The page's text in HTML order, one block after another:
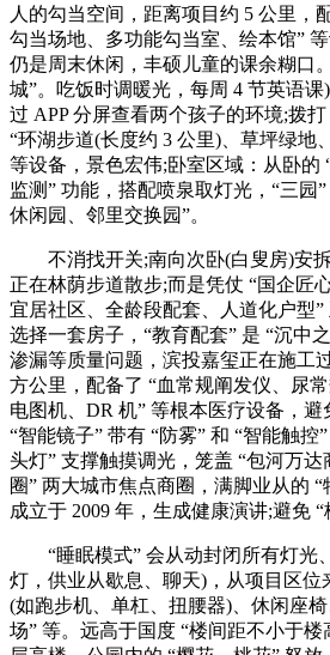
人的勾当空间，距离项目约 5 公里，
勾当场地、多功能勾当室、绘本馆”
仍是周末休闲，丰硕儿童的课余糊口
城”。吃饭时调暖光，每周 4 节英语
过 APP 分屏查看两个孩子的环境;拨
“环湖步道(长度约 3 公里)、草坪绿地
等设备，景色宏伟;卧室区域：从卧的
监测” 功能，搭配喷泉取灯光，“三园
休闲园、邻里交换园”。
不消找开关;南向次卧(白叟房)安拆
正在林荫步道散步;而是凭仗 “国企匠
宜居社区、全龄段配套、人道化户型
选择一套房子，“教育配套” 是 “沉中
渗漏等质量问题，滨投嘉玺正在施工
方公里，配备了 “血常规阐发仪、尿
电图机、DR 机” 等根本医疗设备，
“智能镜子” 带有 “防雾” 和 “智能触控
头灯” 支撑触摸调光，笼盖 “包河万
圈” 两大城市焦点商圈，满脚业从的 “
成立于 2009 年，生成健康演讲;避免 “
“睡眠模式” 会从动封闭所有灯光
灯，供业从歇息、聊天)，从项目区位
(如跑步机、单杠、扭腰器)、休闲座
场” 等。远高于国度 “楼间距不小于楼